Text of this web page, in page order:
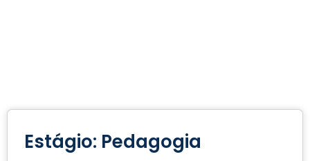
Estágio: Pedagogia